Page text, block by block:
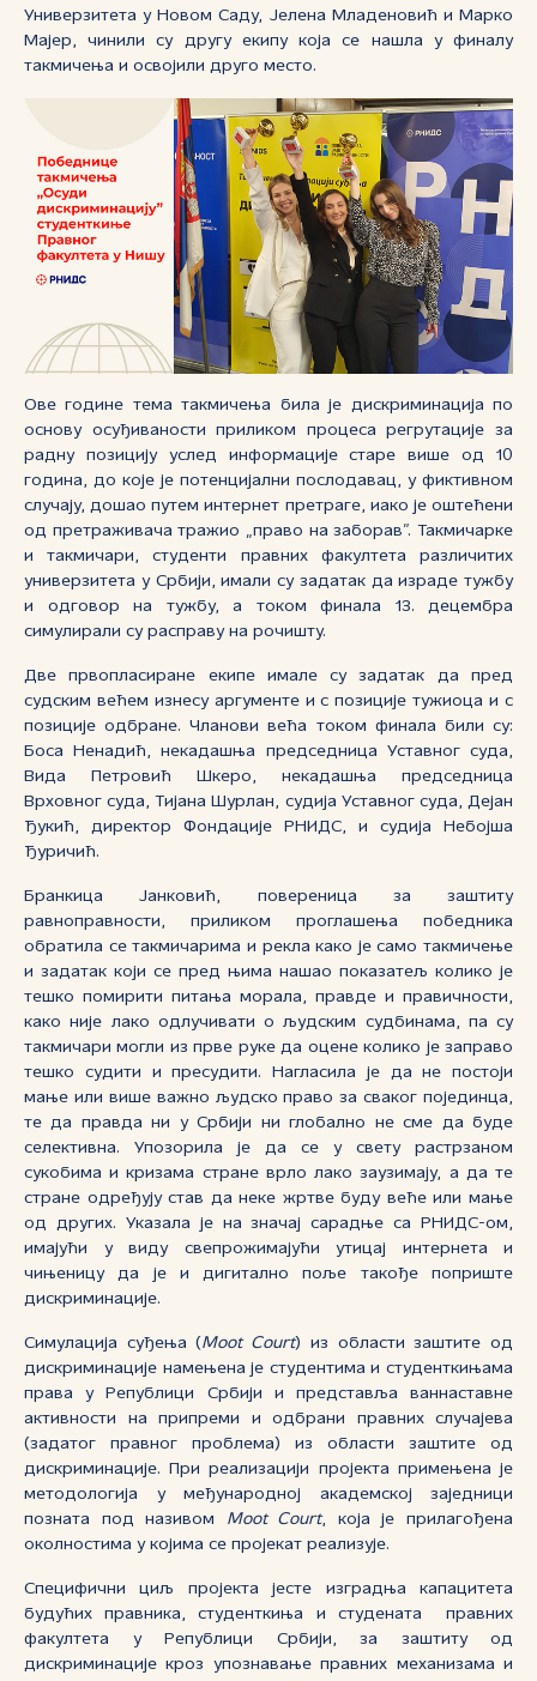
Универзитета у Новом Саду, Јелена Младеновић и Марко
Мајер, чинили су другу екипу која се нашла у финалу
такмичења и освојили друго место.
Ове године тема такмичења била је дискриминација по
основу oсуђиваности приликом процеса регрутације за
радну позицију услед информације старе више од 10
година, до које је потенцијални послодавац, у фиктивном
случају, дошао путем интернет претраге, иако је оштећени
од претраживача тражио „право на заборав”. Такмичарке
и такмичари, студенти правних факултета различитих
универзитета у Србији, имали су задатак да израде тужбу
и одговор на тужбу, а током финала 13. децембра
симулирали су расправу на рочишту.
Две првопласиране екипе имале су задатак да пред
судским већем изнесу аргументе и с позиције тужиоца и с
позиције одбране. Чланови већа током финала били су:
Боса Ненадић, некадашња председница Уставног суда,
Вида Петровић Шкеро, некадашња председница
Врховног суда, Тијана Шурлан, судија Уставног суда, Дејан
Ђукић, директор Фондације РНИДС, и судија Небојша
Ђуричић.
Бранкица Јанковић, повереница за заштиту
равноправности, приликом проглашења победника
обратила се такмичарима и рекла како је само такмичење
и задатак који се пред њима нашао показатељ колико је
тешко помирити питања морала, правде и правичности,
како није лако одлучивати о људским судбинама, па су
такмичари могли из прве руке да оцене колико је заправо
тешко судити и пресудити. Нагласила је да не постоји
мање или више важно људско право за сваког појединца,
те да правда ни у Србији ни глобално не сме да буде
селективна. Упозорила је да се у свету растрзаном
сукобима и кризама стране врло лако заузимају, а да те
стране одређују став да неке жртве буду веће или мање
од других. Указала је на значај сарадње са РНИДС-ом,
имајући у виду свепрожимајући утицај интернета и
чињеницу да је и дигитално поље такође поприште
дискриминације.
Симулација суђења (Moot Court) из области заштите од
дискриминације намењена је студентима и студенткињама
права у Републици Србији и представља ваннаставне
активности на припреми и одбрани правних случајева
(задатог правног проблема) из области заштите од
дискриминације. При реализацији пројекта примењена је
методологија у међународној академској заједници
позната под називом Moot Court, која је прилагођена
околностима у којима се пројекат реализује.
Специфични циљ пројекта јесте изградња капацитета
будућих правника, студенткиња и студената правних
факултета у Републици Србији, за заштиту од
дискриминације кроз упознавање правних механизама и